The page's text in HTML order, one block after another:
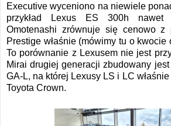
Executive wyceniono na niewiele
przykład Lexus ES 300h
Omotenashi zrównuje się cenowo z
Prestige właśnie (mówimy tu o kwocie
To porównanie z Lexusem nie jest
Mirai drugiej generacji zbudowany
GA-L, na której Lexusy LS i LC
Toyota Crown.